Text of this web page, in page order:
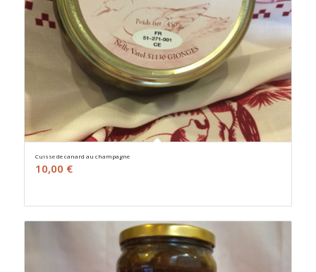
Cuisse de canard au champagne
10,00 €